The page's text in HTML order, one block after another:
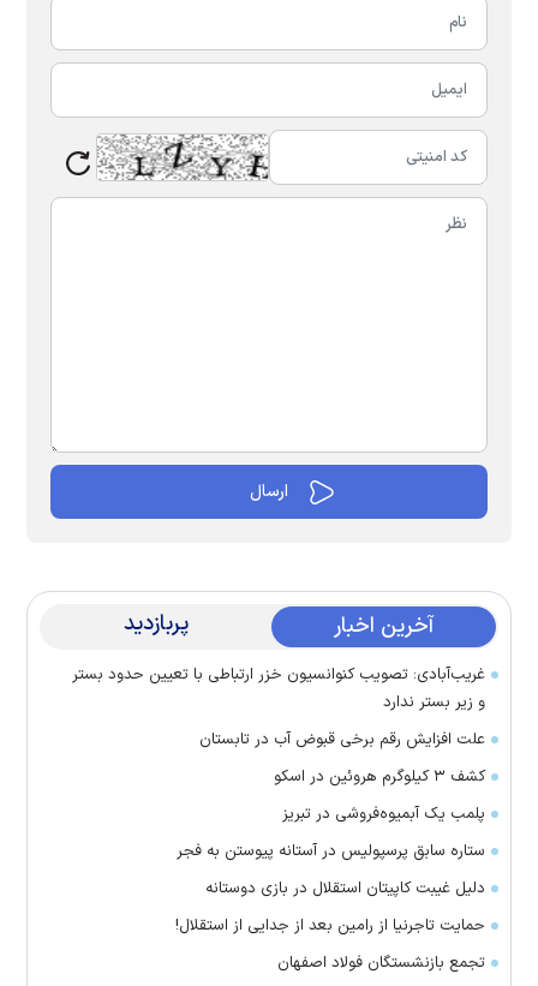
آخرین اخبار پربازدید
غریب‌آبادی: تصویب کنوانسیون خزر ارتباطی با تعیین حدود بستر
و زیر بستر ندارد
علت افزایش رقم برخی قبوض آب در تابستان
کشف ۳ کیلوگرم هروئین در اسکو
پلمب یک آبمیوه‌فروشی در تبریز
ستاره سابق پرسپولیس در آستانه پیوستن به فجر
دلیل غیبت کاپیتان استقلال در بازی دوستانه
حمایت تاجرنیا از رامین بعد از جدایی از استقلال!
تجمع بازنشستگان فولاد اصفهان